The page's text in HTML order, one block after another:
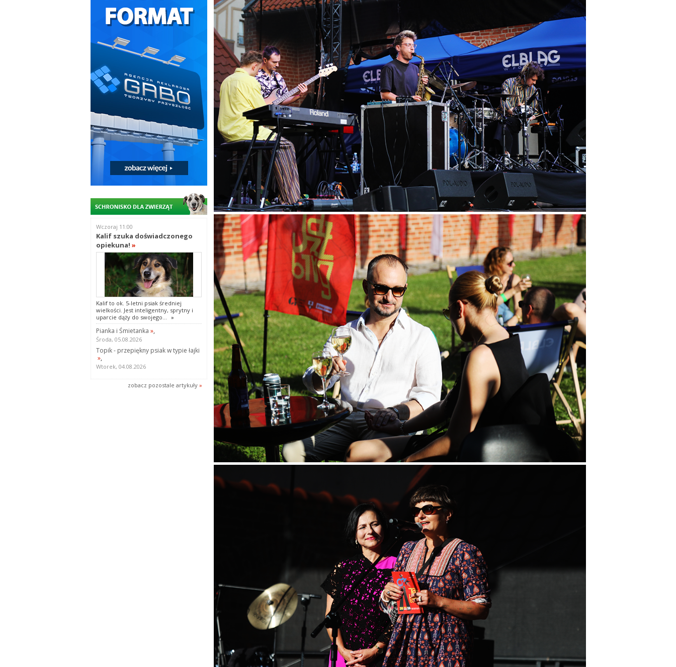
Wczoraj 11:00
Kalif szuka doświadczonego
opiekuna! »
Kalif to ok. 5-letni psiak średniej
wielkości. Jest inteligentny, sprytny i
uparcie dąży do swojego... »
Pianka i Śmietanka »,
Środa, 05.08.2026
Topik - przepiękny psiak w typie łajki
»,
Wtorek, 04.08.2026
zobacz pozostale artykuły »